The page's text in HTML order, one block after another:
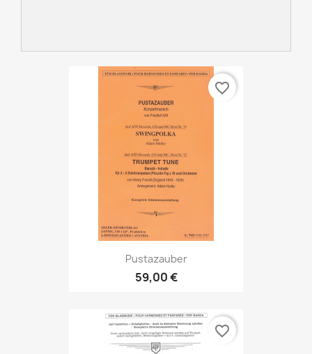
Pustazauber
59,00 €
favorite_border
favorite_border